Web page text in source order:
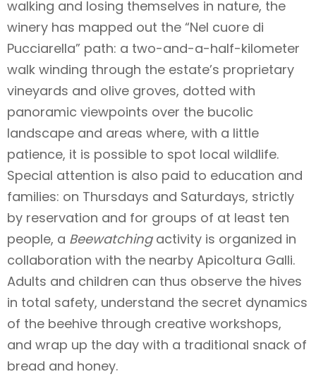
walking and losing themselves in nature, the
winery has mapped out the “Nel cuore di
Pucciarella” path: a two-and-a-half-kilometer
walk winding through the estate’s proprietary
vineyards and olive groves, dotted with
panoramic viewpoints over the bucolic
landscape and areas where, with a little
patience, it is possible to spot local wildlife.
Special attention is also paid to education and
families: on Thursdays and Saturdays, strictly
by reservation and for groups of at least ten
people, a Beewatchingactivity is organized in
collaboration with the nearby Apicoltura Galli.
Adults and children can thus observe the hives
in total safety, understand the secret dynamics
of the beehive through creative workshops,
and wrap up the day with a traditional snack of
bread and honey.